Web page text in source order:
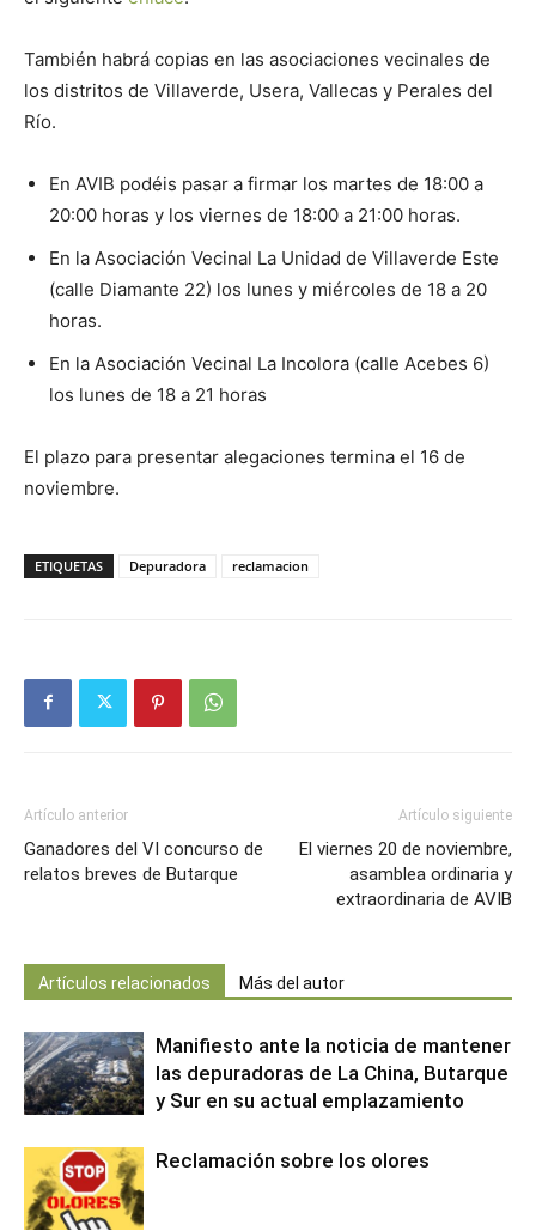
También habrá copias en las asociaciones vecinales de
los distritos de Villaverde, Usera, Vallecas y Perales del
Río.
En AVIB podéis pasar a firmar los martes de 18:00 a
20:00 horas y los viernes de 18:00 a 21:00 horas.
En la Asociación Vecinal La Unidad de Villaverde Este
(calle Diamante 22) los lunes y miércoles de 18 a 20
horas.
En la Asociación Vecinal La Incolora (calle Acebes 6)
los lunes de 18 a 21 horas
El plazo para presentar alegaciones termina el 16 de
noviembre.
ETIQUETAS Depuradora reclamacion
Artículo anterior
Ganadores del VI concurso de
relatos breves de Butarque
Artículo siguiente
El viernes 20 de noviembre,
asamblea ordinaria y
extraordinaria de AVIB
Artículos relacionados Más del autor
Manifiesto ante la noticia de mantener
las depuradoras de La China, Butarque
y Sur en su actual emplazamiento
Reclamación sobre los olores